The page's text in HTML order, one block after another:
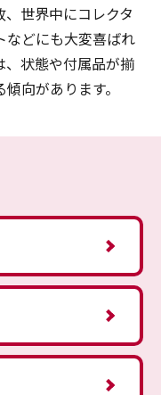
世界中にコレクタ
などにも大変喜ばれ
、状態や付属品が揃
向があります。